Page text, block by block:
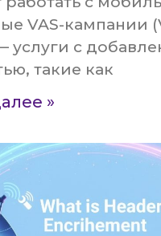
VAS-кампании
услуги с
такие как
»